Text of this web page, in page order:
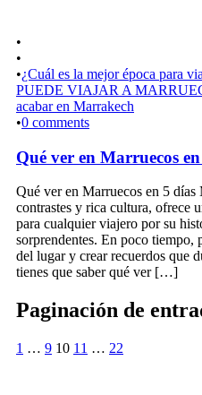
•
•
•¿Cuál es la mejor época para
PUEDE VIAJAR A
acabar en Marrakech
•0 comments
Qué ver en Marruecos
Qué ver en Marruecos en 5 días
contrastes y rica cultura, ofrece
para cualquier viajero por su
sorprendentes. En poco tiempo,
del lugar y crear recuerdos que
tienes que saber qué ver […]
Paginación de
1 … 9 10 11 … 22